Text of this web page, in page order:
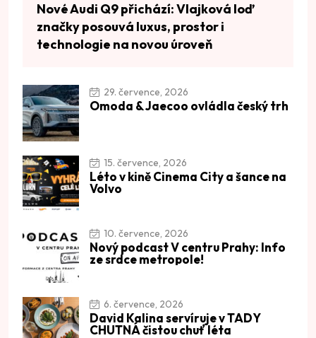
Nové Audi Q9 přichází: Vlajková loď
značky posouvá luxus, prostor i
technologie na novou úroveň
29. července, 2026
Omoda & Jaecoo ovládla český trh
15. července, 2026
Léto v kině Cinema City a šance na
Volvo
10. července, 2026
Nový podcast V centru Prahy: Info
ze srdce metropole!
6. července, 2026
David Kalina servíruje v TADY
CHUTNÁ čistou chuť léta